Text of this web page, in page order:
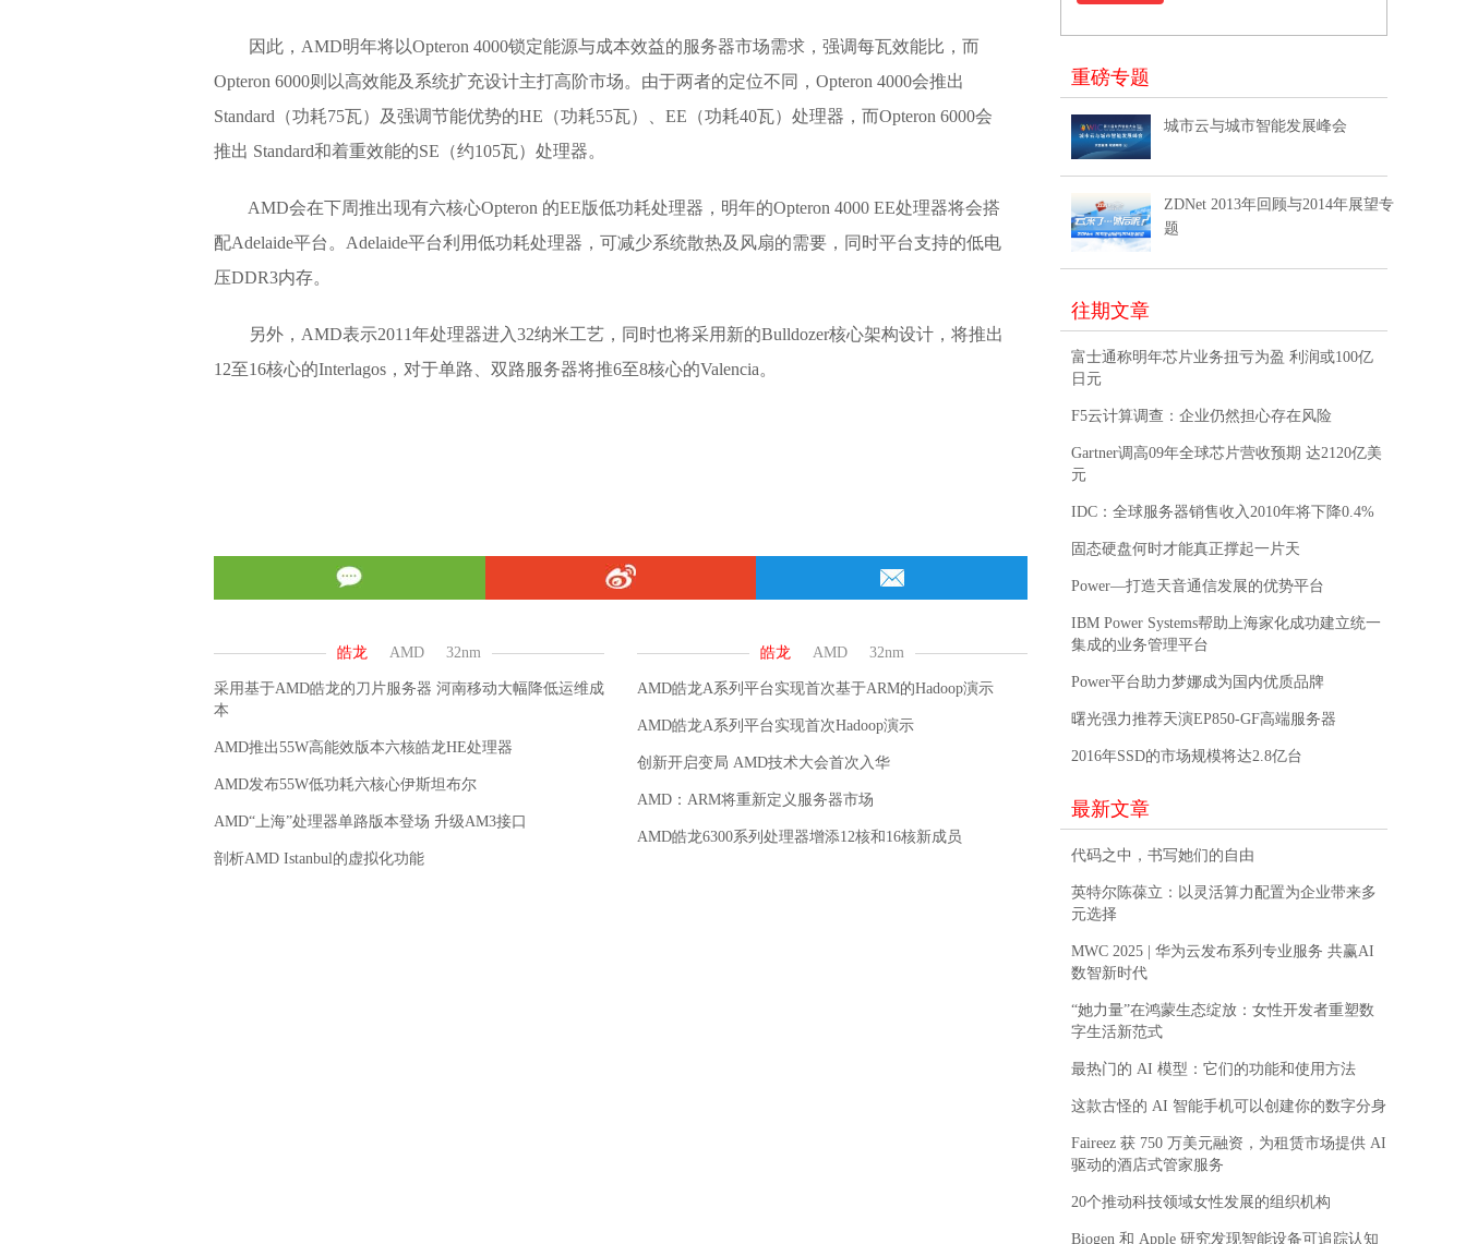
因此，AMD明年将以Opteron 4000锁定能源与成本效益的服务器市场需求，强调每瓦效能比，而
Opteron 6000则以高效能及系统扩充设计主打高阶市场。由于两者的定位不同，Opteron 4000会推出
Standard（功耗75瓦）及强调节能优势的HE（功耗55瓦）、EE（功耗40瓦）处理器，而Opteron 6000会
推出 Standard和着重效能的SE（约105瓦）处理器。
AMD会在下周推出现有六核心Opteron 的EE版低功耗处理器，明年的Opteron 4000 EE处理器将会搭
配Adelaide平台。Adelaide平台利用低功耗处理器，可减少系统散热及风扇的需要，同时平台支持的低电
压DDR3内存。
另外，AMD表示2011年处理器进入32纳米工艺，同时也将采用新的Bulldozer核心架构设计，将推出
12至16核心的Interlagos，对于单路、双路服务器将推6至8核心的Valencia。
采用基于AMD皓龙的刀片服务器 河南移动大幅降低运维成
本
AMD推出55W高能效版本六核皓龙HE处理器
AMD发布55W低功耗六核心伊斯坦布尔
AMD“上海”处理器单路版本登场 升级AM3接口
剖析AMD Istanbul的虚拟化功能
AMD皓龙A系列平台实现首次基于ARM的Hadoop演示
AMD皓龙A系列平台实现首次Hadoop演示
创新开启变局 AMD技术大会首次入华
AMD：ARM将重新定义服务器市场
AMD皓龙6300系列处理器增添12核和16核新成员
重磅专题
城市云与城市智能发展峰会
ZDNet 2013年回顾与2014年展望专
题
往期文章
富士通称明年芯片业务扭亏为盈 利润或100亿
日元
F5云计算调查：企业仍然担心存在风险
Gartner调高09年全球芯片营收预期 达2120亿美
元
IDC：全球服务器销售收入2010年将下降0.4%
固态硬盘何时才能真正撑起一片天
Power—打造天音通信发展的优势平台
IBM Power Systems帮助上海家化成功建立统一
集成的业务管理平台
Power平台助力梦娜成为国内优质品牌
曙光强力推荐天演EP850-GF高端服务器
2016年SSD的市场规模将达2.8亿台
最新文章
代码之中，书写她们的自由
英特尔陈葆立：以灵活算力配置为企业带来多
元选择
MWC 2025 | 华为云发布系列专业服务 共赢AI
数智新时代
“她力量”在鸿蒙生态绽放：女性开发者重塑数
字生活新范式
最热门的 AI 模型：它们的功能和使用方法
这款古怪的 AI 智能手机可以创建你的数字分身
Faireez 获 750 万美元融资，为租赁市场提供 AI
驱动的酒店式管家服务
20个推动科技领域女性发展的组织机构
Biogen 和 Apple 研究发现智能设备可追踪认知